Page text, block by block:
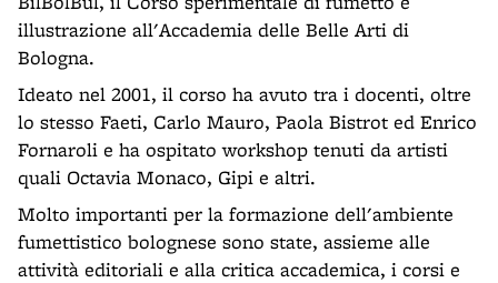
illustrazione all'Accademia delle Belle Arti di
Bologna.
Ideato nel 2001, il corso ha avuto tra i docenti, oltre
lo stesso Faeti, Carlo Mauro, Paola Bistrot ed Enrico
Fornaroli e ha ospitato workshop tenuti da artisti
quali Octavia Monaco, Gipi e altri.
Molto importanti per la formazione dell'ambiente
fumettistico bolognese sono state, assieme alle
attività editoriali e alla critica accademica, i corsi e